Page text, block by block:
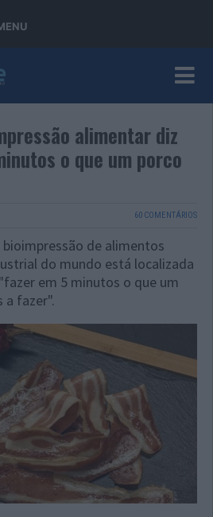
alimentar diz
o que um porco
60 COMENTÁRIOS
de alimentos
do mundo está localizada
em 5 minutos o que um
a fazer".